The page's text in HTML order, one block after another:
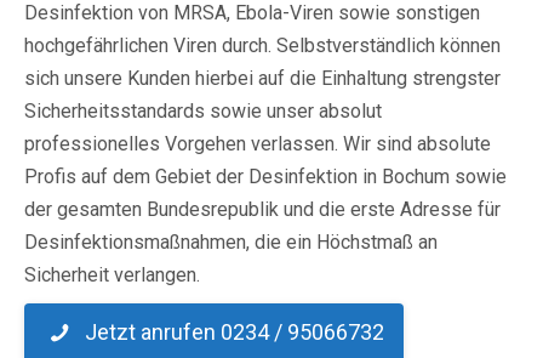
Desinfektion von MRSA, Ebola-Viren sowie sonstigen
hochgefährlichen Viren durch. Selbstverständlich können
sich unsere Kunden hierbei auf die Einhaltung strengster
Sicherheitsstandards sowie unser absolut
professionelles Vorgehen verlassen. Wir sind absolute
Profis auf dem Gebiet der Desinfektion in Bochum sowie
der gesamten Bundesrepublik und die erste Adresse für
Desinfektionsmaßnahmen, die ein Höchstmaß an
Sicherheit verlangen.
Jetzt anrufen 0234 / 95066732